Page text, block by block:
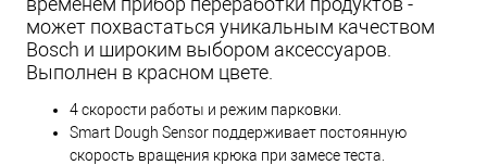
может похвастаться уникальным качеством
Bosch и широким выбором аксессуаров.
Выполнен в красном цвете.
4 скорости работы и режим парковки.
Smart Dough Sensor поддерживает постоянную
скорость вращения крюка при замесе теста.